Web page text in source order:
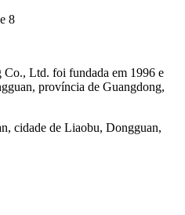
8
Ltd. foi fundada em 1996 e
província de Guangdong,
cidade de Liaobu, Dongguan,